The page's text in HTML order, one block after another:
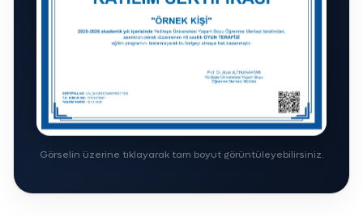
Görselin üzerine tıklayarak tam boyut görüntüleyebilirsiniz.